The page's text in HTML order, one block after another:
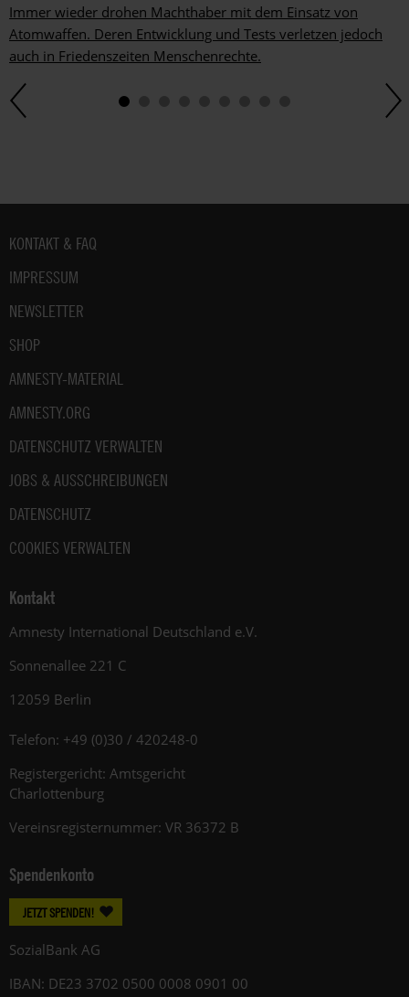
Immer wieder drohen Machthaber mit dem Einsatz von
Atomwaffen. Deren Entwicklung und Tests verletzen jedoch
auch in Friedenszeiten Menschenrechte.
Fußbereich
KONTAKT & FAQ
IMPRESSUM
NEWSLETTER
SHOP
AMNESTY-MATERIAL
AMNESTY.ORG
DATENSCHUTZ VERWALTEN
JOBS & AUSSCHREIBUNGEN
DATENSCHUTZ
COOKIES VERWALTEN
Kontakt
Amnesty International Deutschland e.V.
Sonnenallee 221 C
12059 Berlin
Telefon: +49 (0)30 / 420248-0
Registergericht: Amtsgericht
Charlottenburg
Vereinsregisternummer: VR 36372 B
Spendenkonto
JETZT SPENDEN!
SozialBank AG
IBAN: DE23 3702 0500 0008 0901 00